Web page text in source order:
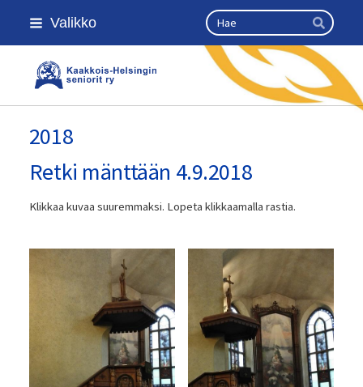
Siirry
sivun
Valikko Haku
Hae
Kaakkois-Helsingin seniorit ry
2018
Retki mänttään 4.9.2018
Klikkaa kuvaa suuremmaksi. Lopeta klikkaamalla rastia.